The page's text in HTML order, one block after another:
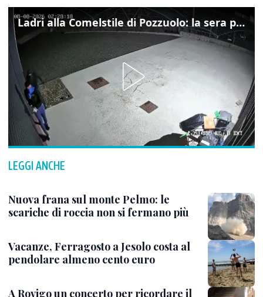
Ladri alla Comelstile di Pozzuolo: la sera prima il tentato furto a Buja, ecco le immagini
LEGGI ANCHE
Nuova frana sul monte Pelmo: le
scariche di roccia non si fermano più
Vacanze, Ferragosto a Jesolo costa al
pendolare almeno cento euro
A Rovigo un concerto per ricordare il